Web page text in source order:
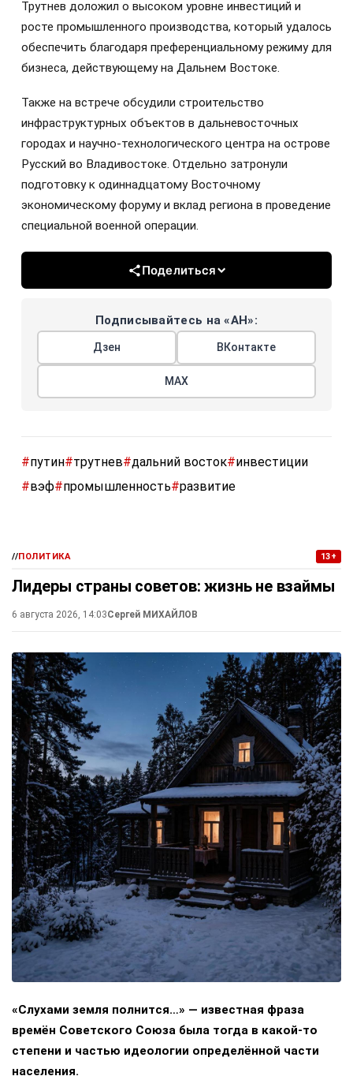
Трутнев доложил о высоком уровне инвестиций и
росте промышленного производства, который удалось
обеспечить благодаря преференциальному режиму для
бизнеса, действующему на Дальнем Востоке.
Также на встрече обсудили строительство
инфраструктурных объектов в дальневосточных
городах и научно-технологического центра на острове
Русский во Владивостоке. Отдельно затронули
подготовку к одиннадцатому Восточному
экономическому форуму и вклад региона в проведение
специальной военной операции.
Поделиться
Подписывайтесь на «АН»:
Дзен ВКонтакте
МАХ
#путин#трутнев#дальний восток#инвестиции
#вэф#промышленность#развитие
//ПОЛИТИКА 13+
Лидеры страны советов: жизнь не взаймы
6 августа 2026, 14:03Сергей МИХАЙЛОВ
«Слухами земля полнится…» — известная фраза
времён Советского Союза была тогда в какой-то
степени и частью идеологии определённой части
населения.